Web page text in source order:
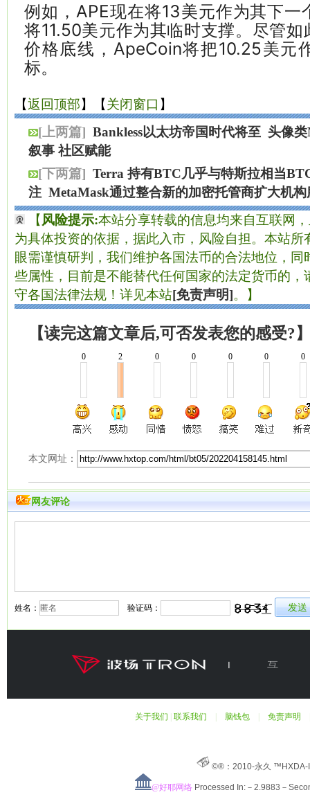
例如，APE现在将13美元作为其下一
将11.50美元作为其临时支撑。尽管
价格底线，ApeCoin将把10.25美元
标。
【返回顶部】【关闭窗口 】
[上两篇] Bankless以太坊帝国时代将至 头像
叙事 社区赋能
[下两篇] Terra 持有BTC几乎与特斯拉相当
注 MetaMask通过整合新的加密托管商扩大机
【 风险提示:本站分享转载的信息均来自互联网
为具体投资的依据，据此入市，风险自担。本站所
眼需谨慎研判，我们维护各国法币的合法地位，
些属性，目前是不能替代任何国家的法定货币的，
守各国法律法规！详见本站[免责声明]。】
【读完这篇文章后,可否发表您的感受?
0 2 0 0 0 0 0
本文网址：
网友评论
姓名： 验证码：
关于我们 联系我们 脑钱包 免责声明
©®：2010-永久
@好耶网络 Processed In:－2.9883－